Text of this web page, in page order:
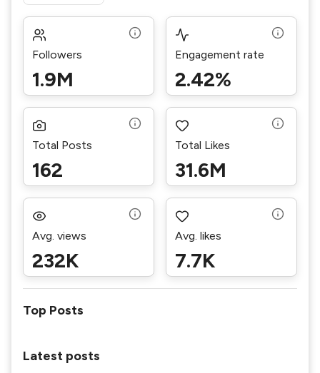
Followers
1.9M
Engagement rate
2.42%
Total Posts
162
Total Likes
31.6M
Avg. views
232K
Avg. likes
7.7K
Top Posts
Latest posts